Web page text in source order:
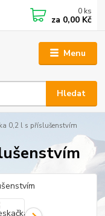
Menu
Hledat
0 ks
za 0,00 Kč
0,2 l s příslušenstvím